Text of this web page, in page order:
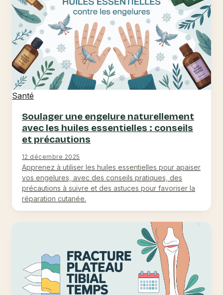
Santé
Soulager une engelure naturellement
avec les huiles essentielles : conseils
et précautions
12 décembre 2025
Apprenez à utiliser les huiles essentielles pour apaiser
vos engelures, avec des conseils pratiques, des
précautions à suivre et des astuces pour favoriser la
réparation cutanée.